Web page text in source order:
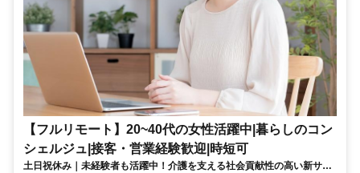
【フルリモート】20~40代の女性活躍中|暮らしのコン
シェルジュ|接客・営業経験歓迎|時短可
土日祝休み｜未経験者も活躍中！介護を支える社会貢献性の高い新サー